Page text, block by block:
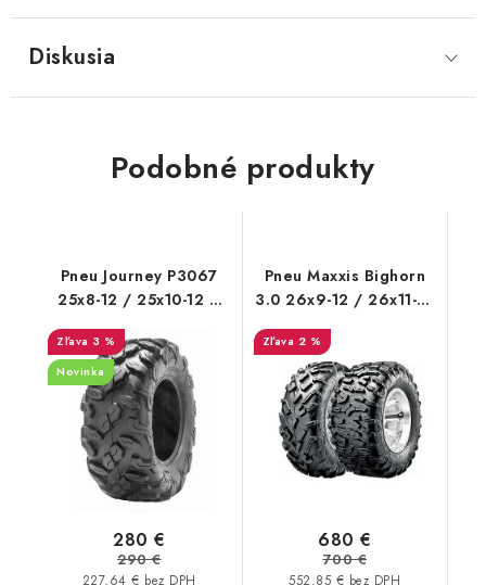
Reklamačný poriadok - formulár
Kontakt
Diskusia
Podobné produkty
Pneu Journey P3067
25x8-12 / 25x10-12 6
PL Road tires
3 %
Novinka
227,64 € bez DPH
280 €
290 €
Pneu Maxxis Bighorn
3.0 26x9-12 / 26x11-12
M302
2 %
552,85 € bez DPH
680 €
700 €